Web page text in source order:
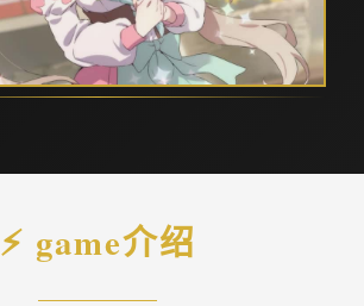
⚡ game介绍